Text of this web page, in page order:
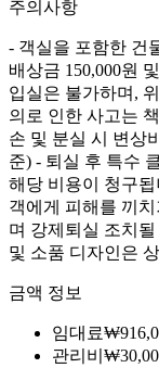
주의사항
- 객실을 포함한 건
배상금 150,000원
입실은 불가하며,
의로 인한 사고는
손 및 분실 시 변상
준) - 퇴실 후 특수
해당 비용이 청구
객에게 피해를 끼
며 강제퇴실 조치
및 소품 디자인은
금액 정보
임대료₩
관리비 ₩